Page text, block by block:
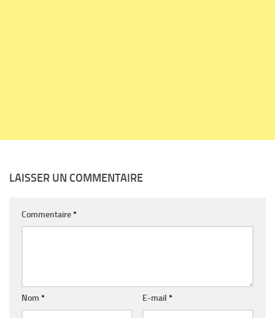
LAISSER UN COMMENTAIRE
Commentaire*
Nom * E-mail *